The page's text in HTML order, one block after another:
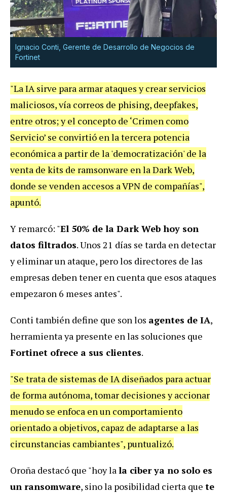
Ignacio Conti, Gerente de Desarrollo de Negocios de
Fortinet
"La IA sirve para armar ataques y crear servicios
maliciosos, vía correos de phising, deepfakes,
entre otros; y el concepto de ‘Crimen como
Servicio’ se convirtió en la tercera potencia
económica a partir de la 'democratización' de la
venta de kits de ramsonware en la Dark Web,
donde se venden accesos a VPN de compañías",
apuntó.
Y remarcó: "El 50% de la Dark Web hoy son
datos filtrados. Unos 21 días se tarda en detectar
y eliminar un ataque, pero los directores de las
empresas deben tener en cuenta que esos ataques
empezaron 6 meses antes".
Conti también define que son los agentes de IA,
herramienta ya presente en las soluciones que
Fortinet ofrece a sus clientes.
"Se trata de sistemas de IA diseñados para actuar
de forma autónoma, tomar decisiones y accionar
menudo se enfoca en un comportamiento
orientado a objetivos, capaz de adaptarse a las
circunstancias cambiantes", puntualizó.
Oroña destacó que "hoy lala ciber ya no solo es
un ransomware, sino la posibilidad cierta que te